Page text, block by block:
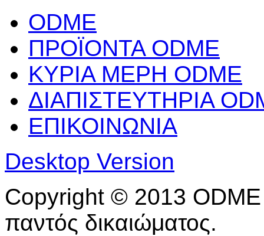
ODME
ΠΡΟΪΟΝΤΑ ODME
ΚΥΡΙΑ ΜΕΡΗ ODME
ΔΙΑΠΙΣΤΕΥΤΗΡΙΑ
ΕΠΙΚΟΙΝΩΝΙΑ
Desktop Version
Copyright © 2013
παντός δικαιώματος.